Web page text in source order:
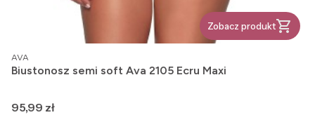
Zobacz produkt
PRODUCENT
AVA
Biustonosz semi soft Ava 2105 Ecru Maxi
Cena
95,99 zł